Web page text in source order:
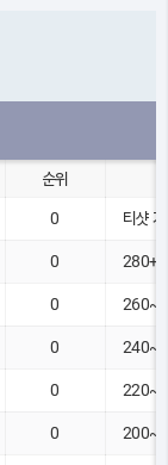
순위
0 티샷
0 280+
0
0
0
0